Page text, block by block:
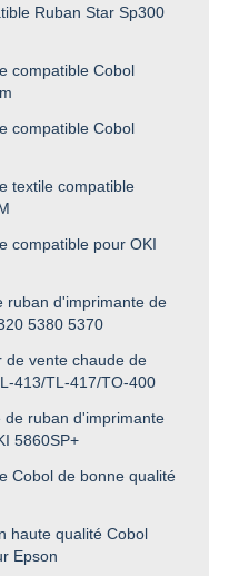
Ruban Star Sp300
compatible Cobol
compatible Cobol
textile compatible
compatible pour OKI
ruban d'imprimante de
5380 5370
de vente chaude de
413/TL-417/TO-400
de ruban d'imprimante
5860SP+
Cobol de bonne qualité
haute qualité Cobol
Epson